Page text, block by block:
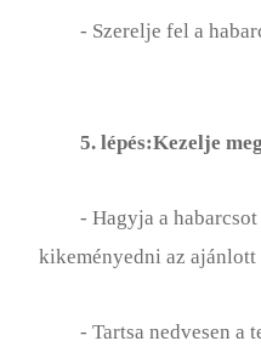
- Szerelje fel a
5. lépés:Kezelje
- Hagyja a
kikeményedni az ajánlott
- Tartsa nedvesen a